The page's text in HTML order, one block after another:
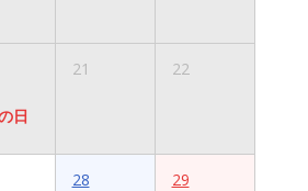
日
21 22
28 29